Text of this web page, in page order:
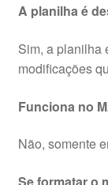
A planilha é
Sim, a planilha
modificações
Funciona no
Não, somente